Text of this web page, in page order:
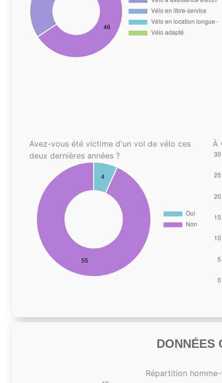
Avez-vous été victime d'un vol de vélo ces
deux dernières années ?
À
DONNÉES
Répartition